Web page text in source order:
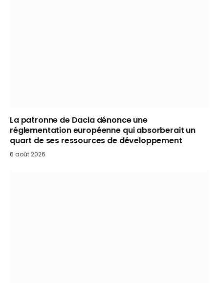
La patronne de Dacia dénonce une
réglementation européenne qui absorberait un
quart de ses ressources de développement
6 août 2026